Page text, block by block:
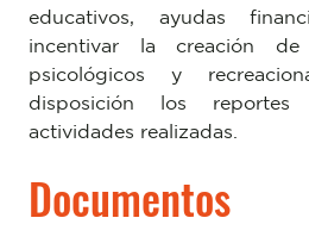
educativos, ayudas
incentivar la creación de
psicológicos y
disposición los
actividades realizadas.
Documentos